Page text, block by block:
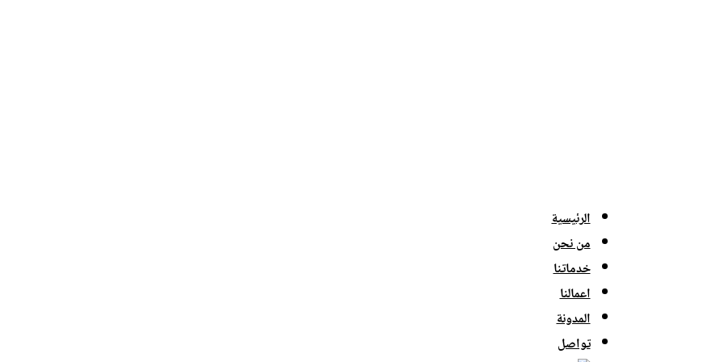
الرئيسية
من نحن
خدماتنا
اعمالنا
المدونة
تواصل